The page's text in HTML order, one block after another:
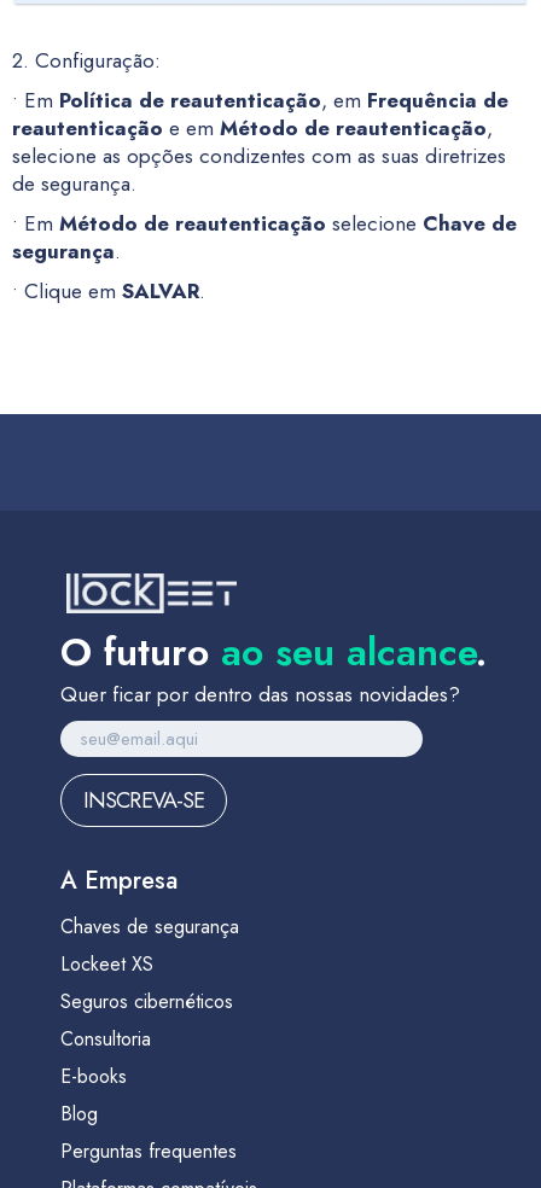
2. Configuração:
• Em Política de reautenticação, em Frequência de
reautenticação e em Método de reautenticação,
selecione as opções condizentes com as suas diretrizes
de segurança.
• Em Método de reautenticação selecione Chave de
segurança.
• Clique em SALVAR.
O futuro ao seu alcance.
Quer ficar por dentro das nossas novidades?
INSCREVA-SE
A Empresa
Chaves de segurança
Lockeet XS
Seguros cibernéticos
Consultoria
E-books
Blog
Perguntas frequentes